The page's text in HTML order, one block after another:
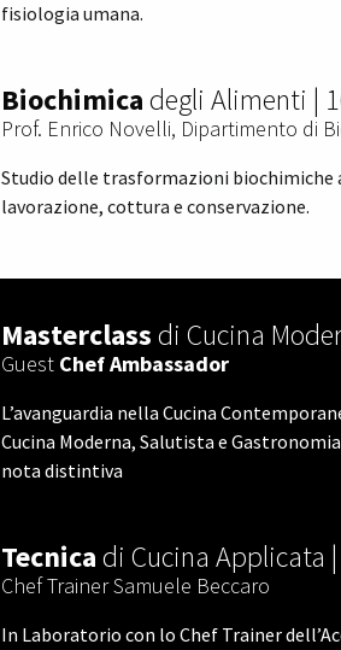
fisiologia umana.
Biochimicadegli Alimenti |
Prof. Enrico Novelli, Dipartimento di
Studio delle trasformazioni
lavorazione, cottura e conservazione.
Masterclassdi Cucina
Guest Chef Ambassador
L’avanguardia nella Cucina
Cucina Moderna, Salutista e
nota distintiva
Tecnicadi Cucina Applicata |
Chef Trainer Samuele Beccaro
In Laboratorio con lo Chef Trainer